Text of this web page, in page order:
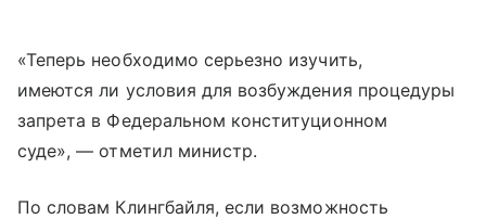
«Теперь необходимо серьезно изучить,
имеются ли условия для возбуждения процедуры
запрета в Федеральном конституционном
суде», — отметил министр.
По словам Клингбайля, если возможность